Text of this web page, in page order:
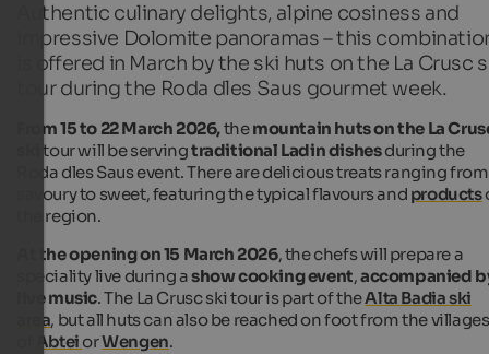
Authentic culinary delights, alpine cosiness and
impressive Dolomite panoramas – this
is offered in March by the ski huts on the La Crusc
tour during the Roda dles Saus gourmet week.
From 15 to 22 March 2026,themountain huts on the La
tour will be servingtraditional Ladin dishesduring the
Roda dlesSaus event.There are delicious treats ranging from
savoury to sweet, featuring the typical flavours and products
the region.
At the opening on 15 March 2026, the chefs will prepare a
specialitylive during ashow cooking event,accompanied
live music. The La Crusc ski tour is part of theAlta Badia ski
area, but all huts can also be reached on foot from the villages
Abtei orWengen.